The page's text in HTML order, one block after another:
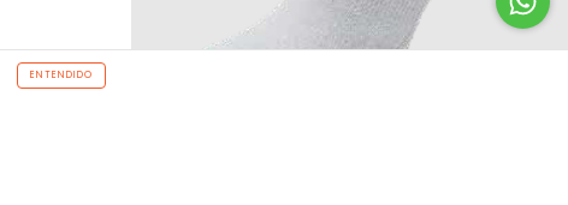
ENTENDIDO